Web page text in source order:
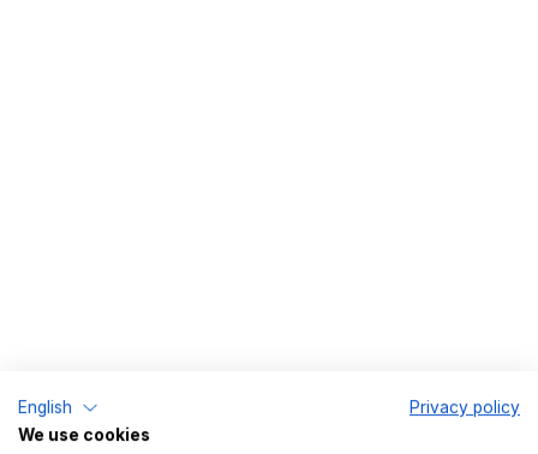
English
Privacy policy
We use cookies